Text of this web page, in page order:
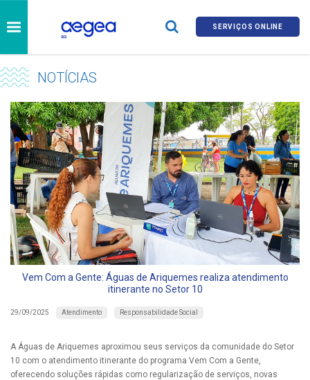
SERVIÇOS ONLINE
NOTÍCIAS
Vem Com a Gente: Águas de Ariquemes realiza atendimento
itinerante no Setor 10
29/09/2025 Atendimento Responsabilidade Social
A Águas de Ariquemes aproximou seus serviços da comunidade do Setor
10 com o atendimento itinerante do programa Vem Com a Gente,
oferecendo soluções rápidas como regularização de serviços, novas